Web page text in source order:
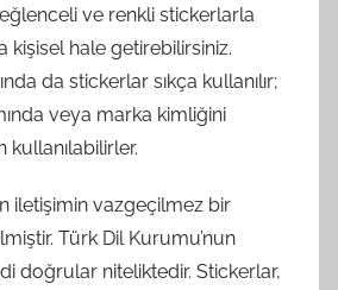
ve renkli stickerlarla
kişisel hale getirebilirsiniz.
da stickerlar sıkça kullanılır;
veya marka kimliğini
iletişimin vazgeçilmez bir
Türk Dil Kurumu’nun
doğrular niteliktedir. Stickerlar,